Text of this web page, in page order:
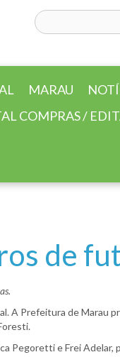
MARAU
COMPRAS /
de
A Prefeitura de
e Frei Adelar,